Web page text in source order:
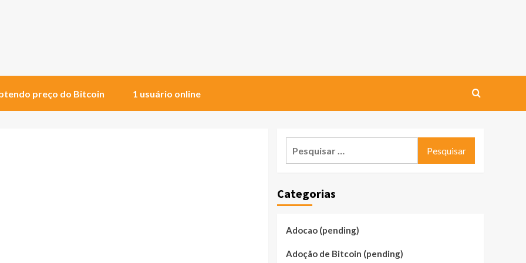
preço do Bitcoin 1 usuário online
Categorias
Adocao (pending)
Adoção de Bitcoin (pending)